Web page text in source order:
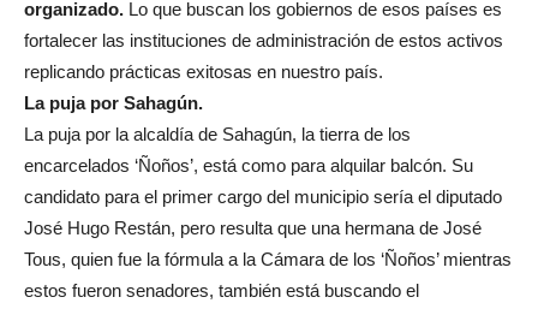
organizado. Lo que buscan los gobiernos de esos países es
fortalecer las instituciones de administración de estos activos
replicando prácticas exitosas en nuestro país.
La puja por Sahagún.
La puja por la alcaldía de Sahagún, la tierra de los
encarcelados ‘Ñoños’, está como para alquilar balcón. Su
candidato para el primer cargo del municipio sería el diputado
José Hugo Restán, pero resulta que una hermana de José
Tous, quien fue la fórmula a la Cámara de los ‘Ñoños’ mientras
estos fueron senadores, también está buscando el